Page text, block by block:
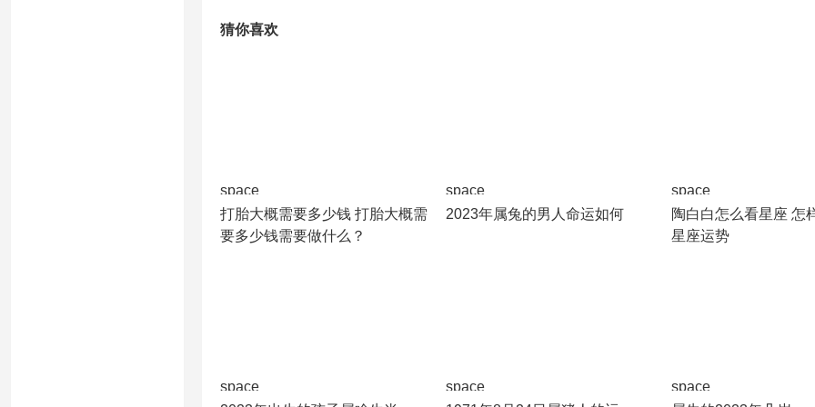
猜你喜欢
space
打胎大概需要多少钱 打胎大概需
要多少钱需要做什么？
space
2023年属兔的男人命运如何
space
陶白白怎么看星座 怎
星座运势
space
space
space